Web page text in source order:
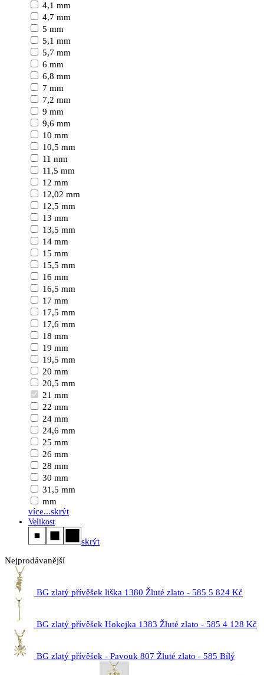
4,1 mm
4,7 mm
5 mm
5,1 mm
5,7 mm
6 mm
6,8 mm
7 mm
7,2 mm
9 mm
9,6 mm
10 mm
10,5 mm
11 mm
11,5 mm
12 mm
12,02 mm
12,5 mm
13 mm
13,5 mm
14 mm
15 mm
15,5 mm
16 mm
16,5 mm
17 mm
17,5 mm
17,6 mm
18 mm
19 mm
19,5 mm
20 mm
20,5 mm
21 mm
22 mm
24 mm
24,6 mm
25 mm
26 mm
28 mm
30 mm
31,5 mm
mm
více...skrýt
Velikost
skrýt
Nejprodávanější
BG zlatý přívěšek liška 1380 Žluté zlato - 585 5 824 Kč
BG zlatý přívěšek Hokejka 1383 Žluté zlato - 585 4 128 Kč
BG zlatý přívěšek - Pavouk 807 Žluté zlato - 585 Bílý